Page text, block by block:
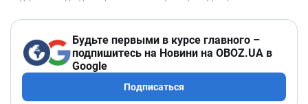
Будьте первыми в курсе главного –
подпишитесь на Новини на OBOZ.UA в
Google
Подписаться